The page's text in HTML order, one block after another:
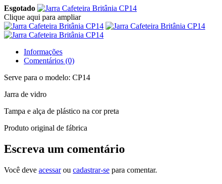
Esgotado
Clique aqui para ampliar
Informações
Comentários (0)
Serve para o modelo: CP14
Jarra de vidro
Tampa e alça de plástico na cor preta
Produto original de fábrica
Escreva um comentário
Você deve acessarou cadastrar-se para comentar.